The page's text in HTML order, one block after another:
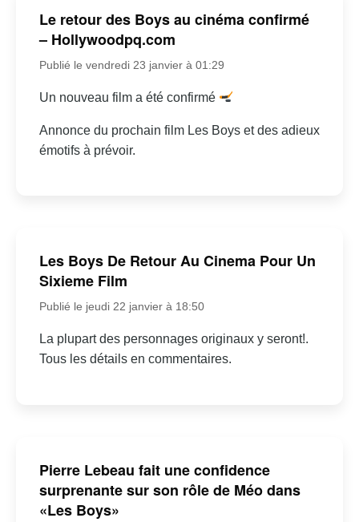
Le retour des Boys au cinéma confirmé
– Hollywoodpq.com
Publié le vendredi 23 janvier à 01:29
Un nouveau film a été confirmé
Annonce du prochain film Les Boys et des adieux
émotifs à prévoir.
Les Boys De Retour Au Cinema Pour Un
Sixieme Film
Publié le jeudi 22 janvier à 18:50
La plupart des personnages originaux y seront!.
Tous les détails en commentaires.
Pierre Lebeau fait une confidence
surprenante sur son rôle de Méo dans
«Les Boys»